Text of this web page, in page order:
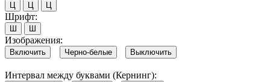
Ц Ц Ц
Шрифт:
Ш Ш
Изображения:
Включить Черно-белые Выключить
Интервал между буквами (Кернинг):